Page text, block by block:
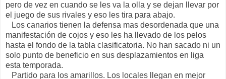
pero de vez en cuando se les va la olla y se dejan llevar por
el juego de sus rivales y eso les tira para abajo.
Los canarios tienen la defensa mas desordenada que una
manifestación de cojos y eso les ha llevado de los pelos
hasta el fondo de la tabla clasificatoria. No han sacado ni un
solo punto de beneficio en sus desplazamientos en liga
esta temporada.
Partido para los amarillos. Los locales llegan en mejor